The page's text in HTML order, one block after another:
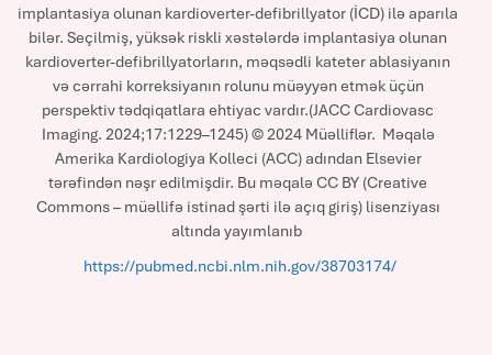
implantasiya olunan kardioverter-defibrillyator (İCD) ilə aparıla
bilər. Seçilmiş, yüksək riskli xəstələrdə implantasiya olunan
kardioverter-defibrillyatorların, məqsədli kateter ablasiyanın
və cərrahi korreksiyanın rolunu müəyyən etmək üçün
perspektiv tədqiqatlara ehtiyac vardır.(JACC Cardiovasc
Imaging. 2024;17:1229–1245) © 2024 Müəlliflər. Məqalə
Amerika Kardiologiya Kolleci (ACC) adından Elsevier
tərəfindən nəşr edilmişdir. Bu məqalə CC BY (Creative
Commons – müəllifə istinad şərti ilə açıq giriş) lisenziyası
altında yayımlanıb
https://pubmed.ncbi.nlm.nih.gov/38703174/